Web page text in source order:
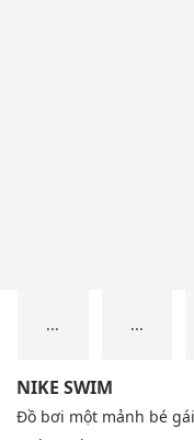
... ...
NIKE SWIM
Đồ bơi một mảnh bé